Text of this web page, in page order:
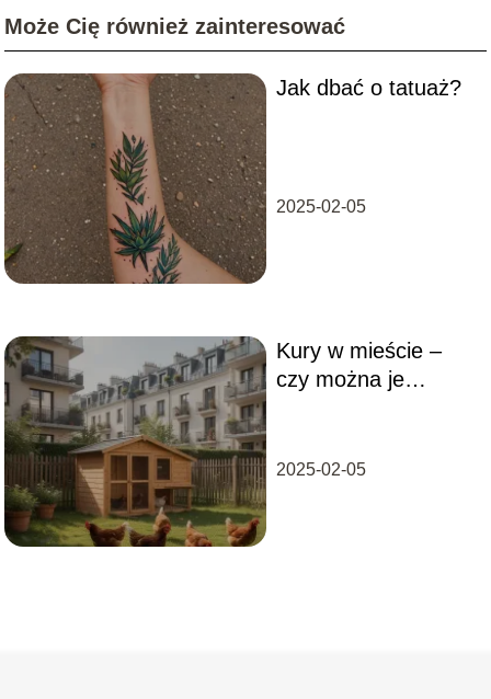
Może Cię również zainteresować
Jak dbać o tatuaż?
2025-02-05
Kury w mieście –
czy można je
2025-02-05